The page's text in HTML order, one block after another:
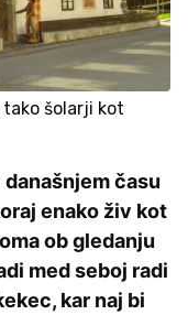
šolarji kot
času
enako živ kot
ob gledanju
med seboj radi
kar naj bi